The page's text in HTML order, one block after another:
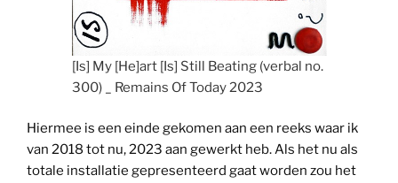
[Is] My [He]art [Is] Still Beating (verbal no.
300) _ Remains Of Today 2023
Hiermee is een einde gekomen aan een reeks waar ik
van 2018 tot nu, 2023 aan gewerkt heb. Als het nu als
totale installatie gepresenteerd gaat worden zou het